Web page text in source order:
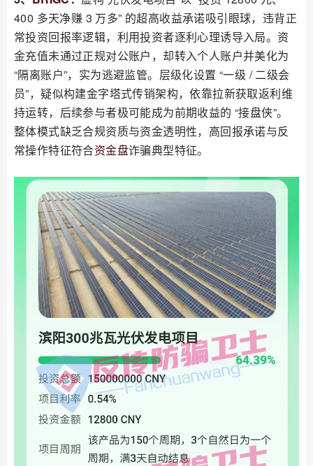
400 多天净赚 3 万多” 的超高收益承诺吸引眼球，违背正
常投资回报率逻辑，利用投资者逐利心理诱导入局。资
金充值未通过正规对公账户，却转入个人账户并美化为
“隔离账户”，实为逃避监管。层级化设置 “一级 / 二级会
员”，疑似构建金字塔式传销架构，依靠拉新获取返利维
持运转，后续参与者极可能成为前期收益的 “接盘侠”。
整体模式缺乏合规资质与资金透明性，高回报承诺与反
常操作特征符合资金盘诈骗典型特征。